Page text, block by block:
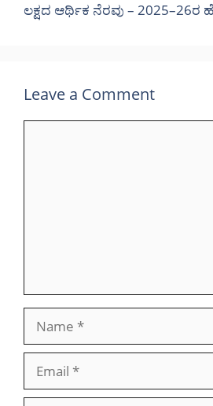
ಲಕ್ಷದ ಆರ್ಥಿಕ ನೆರವು –
Leave a Comment